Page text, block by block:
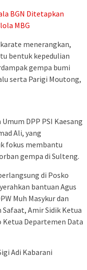
BGN Ditetapkan
MBG
menerangkan,
bentuk kepedulian
gempa bumi
serta Parigi Moutong,
DPP PSI Kaesang
Ali, yang
fokus membantu
gempa di Sulteng.
di Posko
bantuan Agus
Muh Masykur dan
Amir Sidik Ketua
Departemen Data
Adi Kabarani